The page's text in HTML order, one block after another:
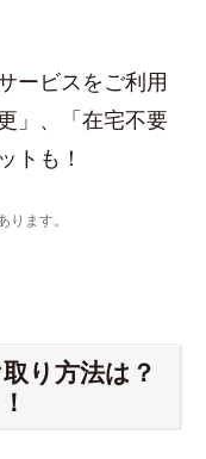
ービスをご利用
」、「在宅不要
トも！
ます。
り方法は？